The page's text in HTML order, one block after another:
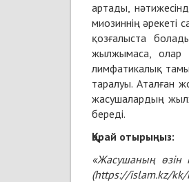
артады,
миозиннің
қозғалыста
жылжымаса, олар
лимфатикалық
таралуы. Аталған
жасушалардың
береді.
Қарай отырыңыз:
«Жасушаның өзін
(https://islam.kz/